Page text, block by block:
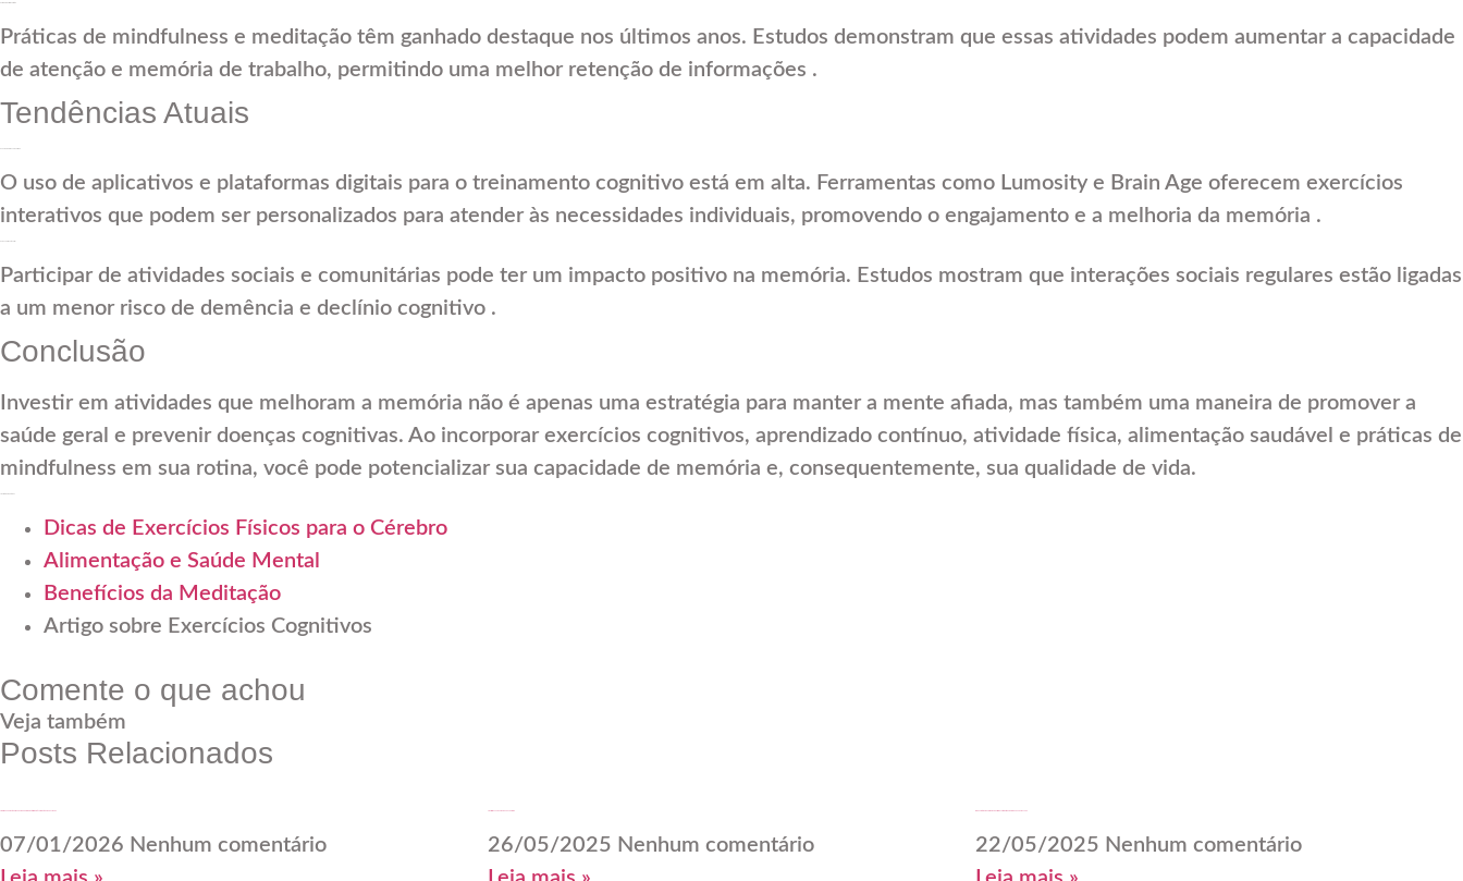
Práticas de mindfulness e meditação têm ganhado destaque nos últimos anos. Estudos demonstram que essas atividades podem aumentar a capacidade
de atenção e memória de trabalho, permitindo uma melhor retenção de informações .
Tendências Atuais
O uso de aplicativos e plataformas digitais para o treinamento cognitivo está em alta. Ferramentas como Lumosity e Brain Age oferecem exercícios
interativos que podem ser personalizados para atender às necessidades individuais, promovendo o engajamento e a melhoria da memória .
Participar de atividades sociais e comunitárias pode ter um impacto positivo na memória. Estudos mostram que interações sociais regulares estão ligadas
a um menor risco de demência e declínio cognitivo .
Conclusão
Investir em atividades que melhoram a memória não é apenas uma estratégia para manter a mente afiada, mas também uma maneira de promover a
saúde geral e prevenir doenças cognitivas. Ao incorporar exercícios cognitivos, aprendizado contínuo, atividade física, alimentação saudável e práticas de
mindfulness em sua rotina, você pode potencializar sua capacidade de memória e, consequentemente, sua qualidade de vida.
Dicas de Exercícios Físicos para o Cérebro
Alimentação e Saúde Mental
Benefícios da Meditação
Artigo sobre Exercícios Cognitivos
Comente o que achou
Veja também
Posts Relacionados
07/01/2026 Nenhum comentário
26/05/2025 Nenhum comentário
22/05/2025 Nenhum comentário